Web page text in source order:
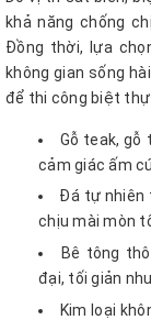
khả năng chống
Đồng thời, lựa
không gian sống
để thi công biệt
Gỗ teak, gỗ
cảm giác ấm
Đá tự nhiên
chịu mài mòn
Bê tông
đại, tối giản
Kim loại